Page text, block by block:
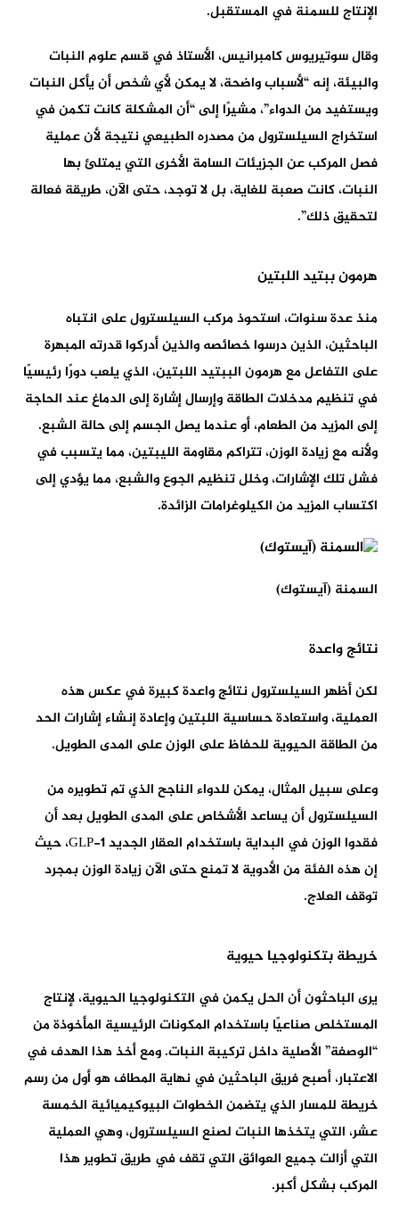
الإنتاج للسمنة في المستقبل.
وقال سوتيريوس كامبرانيس، الأستاذ في قسم علوم النبات
والبيئة، إنه “لأسباب واضحة، لا يمكن لأي شخص أن يأكل النبات
ويستفيد من الدواء”، مشيرًا إلى “أن المشكلة كانت تكمن في
استخراج السيلسترول من مصدره الطبيعي نتيجة لأن عملية
فصل المركب عن الجزيئات السامة الأخرى التي يمتلئ بها
النبات، كانت صعبة للغاية، بل لا توجد، حتى الآن، طريقة فعالة
لتحقيق ذلك”.
هرمون ببتيد اللبتين
منذ عدة سنوات، استحوذ مركب السيلسترول على انتباه
الباحثين، الذين درسوا خصائصه والذين أدركوا قدرته المبهرة
على التفاعل مع هرمون الببتيد اللبتين، الذي يلعب دورًا رئيسيًا
في تنظيم مدخلات الطاقة وإرسال إشارة إلى الدماغ عند الحاجة
إلى المزيد من الطعام، أو عندما يصل الجسم إلى حالة الشبع.
ولأنه مع زيادة الوزن، تتراكم مقاومة الليبتين، مما يتسبب في
فشل تلك الإشارات، وخلل تنظيم الجوع والشبع، مما يؤدي إلى
اكتساب المزيد من الكيلوغرامات الزائدة.
السمنة (آيستوك)
نتائج واعدة
لكن أظهر السيلسترول نتائج واعدة كبيرة في عكس هذه
العملية، واستعادة حساسية اللبتين وإعادة إنشاء إشارات الحد
من الطاقة الحيوية للحفاظ على الوزن على المدى الطويل.
وعلى سبيل المثال، يمكن للدواء الناجح الذي تم تطويره من
السيلسترول أن يساعد الأشخاص على المدى الطويل بعد أن
فقدوا الوزن في البداية باستخدام العقار الجديد GLP-1، حيث
إن هذه الفئة من الأدوية لا تمنع حتى الآن زيادة الوزن بمجرد
توقف العلاج.
خريطة بتكنولوجيا حيوية
يرى الباحثون أن الحل يكمن في التكنولوجيا الحيوية، لإنتاج
المستخلص صناعيًا باستخدام المكونات الرئيسية المأخوذة من
“الوصفة” الأصلية داخل تركيبة النبات. ومع أخذ هذا الهدف في
الاعتبار، أصبح فريق الباحثين في نهاية المطاف هو أول من رسم
خريطة للمسار الذي يتضمن الخطوات البيوكيميائية الخمسة
عشر، التي يتخذها النبات لصنع السيلسترول، وهي العملية
التي أزالت جميع العوائق التي تقف في طريق تطوير هذا
المركب بشكل أكبر.